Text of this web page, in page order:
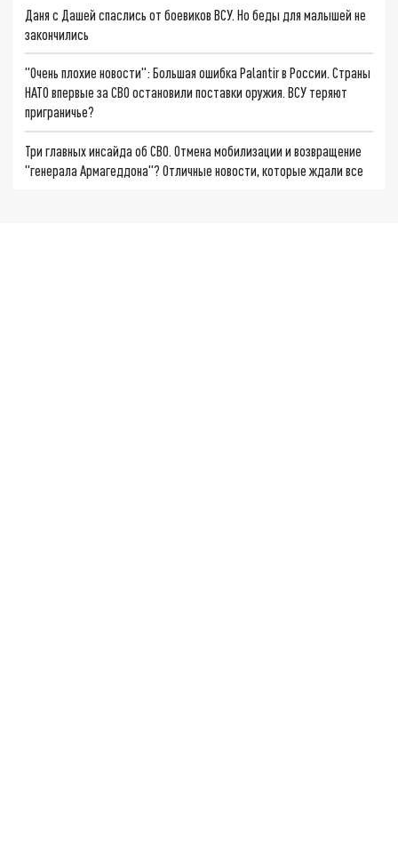
Даня с Дашей спаслись от боевиков ВСУ. Но беды для малышей не
закончились
"Очень плохие новости": Большая ошибка Palantir в России. Страны
НАТО впервые за СВО остановили поставки оружия. ВСУ теряют
приграничье?
Три главных инсайда об СВО. Отмена мобилизации и возвращение
"генерала Армагеддона"? Отличные новости, которые ждали все